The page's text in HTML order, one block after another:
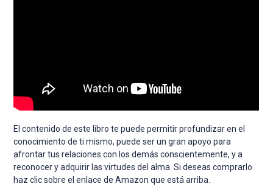
El contenido de este libro te puede permitir profundizar en el
conocimiento de ti mismo, puede ser un gran apoyo para
afrontar tus relaciones con los demás conscientemente, y a
reconocer y adquirir las virtudes del alma. Si deseas comprarlo
haz clic sobre el enlace de Amazon que está arriba.